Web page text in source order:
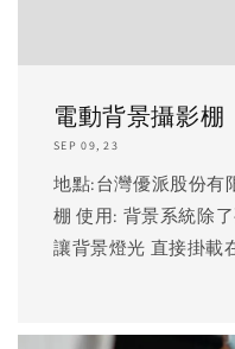
電動背景攝影棚
SEP 09, 23
地點:台灣優派股份有
棚 使用: 背景系統除
讓背景燈光 直接掛載